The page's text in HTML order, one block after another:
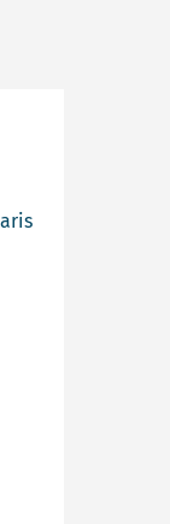
detailniveau